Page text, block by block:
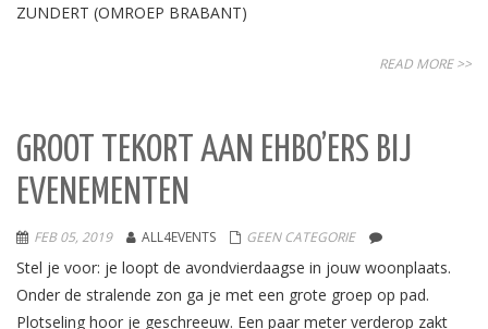
ZUNDERT (OMROEP BRABANT)
READ MORE >>
GROOT TEKORT AAN EHBO’ERS BIJ
EVENEMENTEN
FEB 05, 2019 ALL4EVENTS GEEN CATEGORIE
Stel je voor: je loopt de avondvierdaagse in jouw woonplaats.
Onder de stralende zon ga je met een grote groep op pad.
Plotseling hoor je geschreeuw. Een paar meter verderop zakt